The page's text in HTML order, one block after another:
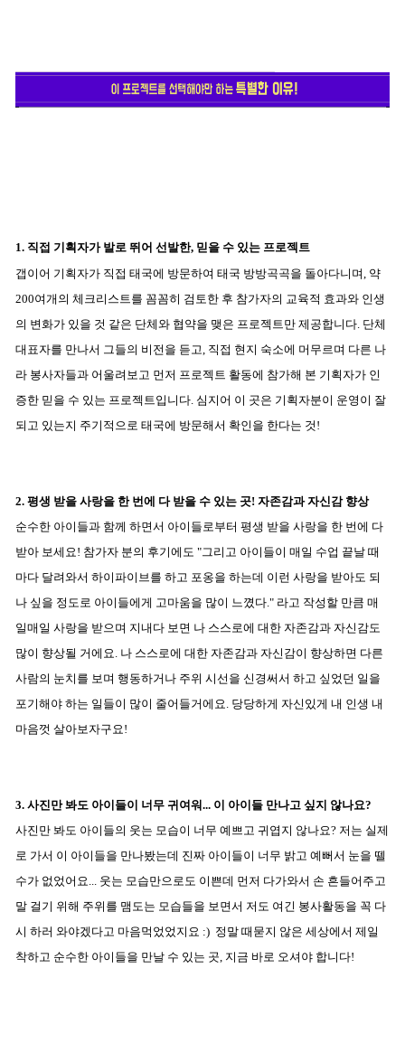
1. 직접 기획자가 발로 뛰어 선발한, 믿을 수 있는 프로젝트
갭이어 기획자가 직접 태국에 방문하여 태국 방방곡곡을 돌아다니며, 약
200여개의 체크리스트를 꼼꼼히 검토한 후 참가자의 교육적 효과와 인생
의 변화가 있을 것 같은 단체와 협약을 맺은 프로젝트만 제공합니다. 단체
대표자를 만나서 그들의 비전을 듣고, 직접 현지 숙소에 머무르며 다른 나
라 봉사자들과 어울려보고 먼저 프로젝트 활동에 참가해 본 기획자가 인
증한 믿을 수 있는 프로젝트입니다. 심지어 이 곳은 기획자분이 운영이 잘
되고 있는지 주기적으로 태국에 방문해서 확인을 한다는 것!
2. 평생 받을 사랑을 한 번에 다 받을 수 있는 곳! 자존감과 자신감 향상
순수한 아이들과 함께 하면서 아이들로부터 평생 받을 사랑을 한 번에 다
받아 보세요! 참가자 분의 후기에도 "그리고 아이들이 매일 수업 끝날 때
마다 달려와서 하이파이브를 하고 포옹을 하는데 이런 사랑을 받아도 되
나 싶을 정도로 아이들에게 고마움을 많이 느꼈다." 라고 작성할 만큼 매
일매일 사랑을 받으며 지내다 보면 나 스스로에 대한 자존감과 자신감도
많이 향상될 거에요. 나 스스로에 대한 자존감과 자신감이 향상하면 다른
사람의 눈치를 보며 행동하거나 주위 시선을 신경써서 하고 싶었던 일을
포기해야 하는 일들이 많이 줄어들거에요. 당당하게 자신있게 내 인생 내
마음껏 살아보자구요!
3. 사진만 봐도 아이들이 너무 귀여워... 이 아이들 만나고 싶지 않나요?
사진만 봐도 아이들의 웃는 모습이 너무 예쁘고 귀엽지 않나요? 저는 실제
로 가서 이 아이들을 만나봤는데 진짜 아이들이 너무 밝고 예뻐서 눈을 뗄
수가 없었어요... 웃는 모습만으로도 이쁜데 먼저 다가와서 손 흔들어주고
말 걸기 위해 주위를 맴도는 모습들을 보면서 저도 여긴 봉사활동을 꼭 다
시 하러 와야겠다고 마음먹었었지요 :) 정말 때묻지 않은 세상에서 제일
착하고 순수한 아이들을 만날 수 있는 곳, 지금 바로 오셔야 합니다!